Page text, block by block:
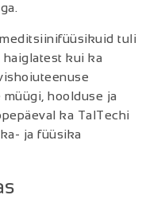
tuli
haiglatest kui ka
hoolduse ja
ka TalTechi
ja füüsika